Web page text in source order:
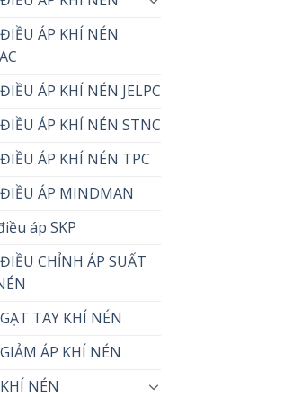
ÁP KHÍ NÉN
ÁP KHÍ NÉN JELPC
ÁP KHÍ NÉN STNC
ÁP KHÍ NÉN TPC
ÁP MINDMAN
áp SKP
CHỈNH ÁP SUẤT
TAY KHÍ NÉN
ÁP KHÍ NÉN
NÉN